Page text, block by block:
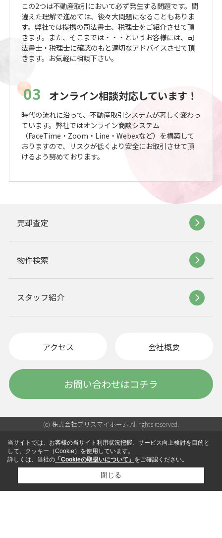
この2つは不動産取引において必ず発生する問題です。間
違えた理解で進めては、後々大問題になることもありま
す。弊社では提携の司法書士、税理士をご紹介させて頂
きます。また、そこまでは・・・というお客様には、司
法書士・税理士に確認のもと適切なアドバイスさせて頂
きます。お気軽に相談下さい。
03 オンライン相談対応しています！
時代の流れに沿って、不動産取引システムが著しく変わっ
ています。弊社ではオンライン商談システム
（FaceTime・Zoom・Line・Webexなど）を構築して
おりますので、リスクが低くより安全にお取引させて頂
けるよう努めております。
売却査定
物件検索
スタッフ紹介
アクセス 会社概要
お問い合わせはコチラ
(c) 株式会社ブリスマイホーム All rights reserved.
当サイトでは、お客様の当サイト利用状況把握、サービス向上検討を目的と
して、クッキー（Cookie）を使用しています。
詳しくは、当社の 「Cookieの取扱いについて」 をご確認ください。
閉じる